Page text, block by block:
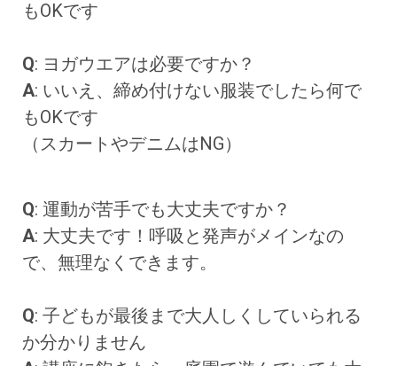
もOKです
Q: ヨガウエアは必要ですか？
A: いいえ、締め付けない服装でしたら何で
もOKです
（スカートやデニムはNG）
Q: 運動が苦手でも大丈夫ですか？
A: 大丈夫です！呼吸と発声がメインなの
で、無理なくできます。
Q: 子どもが最後まで大人しくしていられる
か分かりません